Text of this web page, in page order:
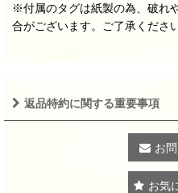
※付属のタグは紙製の為、破れ
合がございます。ご了承ください
返品特約に関する重要事項
お
お気